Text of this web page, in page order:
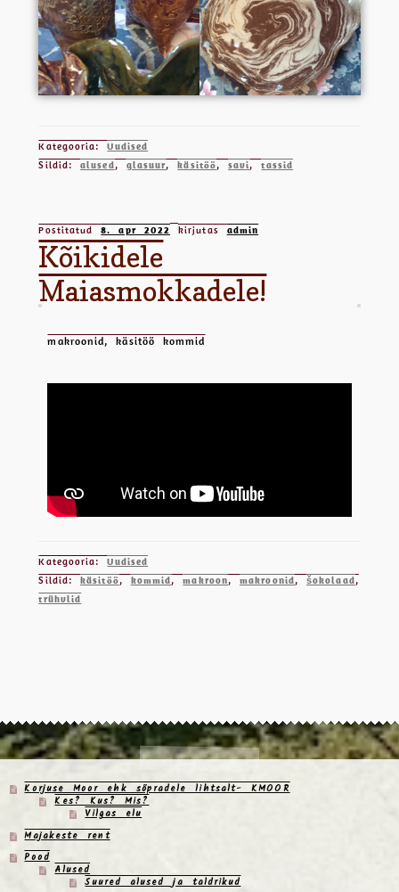
Kategooria:Uudised
Sildid:alused, glasuur,käsitöö,savi,tassid
Postitatud8. apr 2022 kirjutas admin
Kõikidele
Maiasmokkadele!
makroonid, käsitöö kommid
Kategooria:Uudised
Sildid:käsitöö, kommid,makroon,makroonid, šokolaad,
trühvlid
Korjuse Moor ehk sõpradele lihtsalt- KMOOR
Kes? Kus? Mis?
Vilgas elu
Majakeste rent
Pood
Alused
Suured alused ja taldrikud